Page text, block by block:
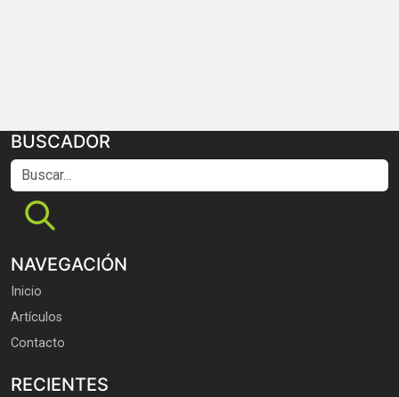
BUSCADOR
Buscar...
NAVEGACIÓN
Inicio
Artículos
Contacto
RECIENTES